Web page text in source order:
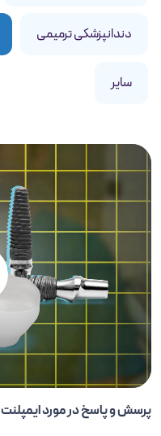
دندانپزشکی ترمیمی
سایر
پرسش و پاسخ در مورد ایمپلنت